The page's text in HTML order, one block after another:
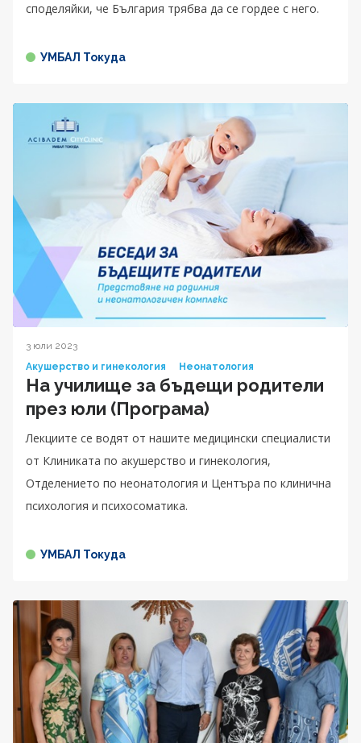
споделяйки, че България трябва да се гордее с него.
УМБАЛ Токуда
3 юли 2023
Акушерство и гинекология
Неонатология
На училище за бъдещи родители
през юли (Програма)
Лекциите се водят от нашите медицински специалисти
от Клиниката по акушерство и гинекология,
Отделението по неонатология и Центъра по клинична
психология и психосоматика.
УМБАЛ Токуда